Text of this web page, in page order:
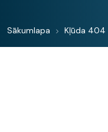
Sākumlapa Kļūda 404